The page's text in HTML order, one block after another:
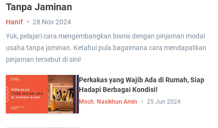
Tanpa Jaminan
Yuk, pelajari cara mengembangkan bisnis dengan pinjaman modal
usaha tanpa jaminan. Ketahui pula bagaimana cara mendapatkan
pinjaman tersebut di sini!
Hanif 28 Nov 2024
Perkakas yang Wajib Ada di Rumah, Siap
Hadapi Berbagai Kondisi!
Moch. Nasikhun Amin 25 Jun 2024